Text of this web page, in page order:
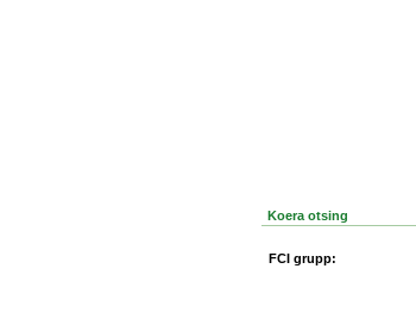
Koera otsing
FCI grupp: